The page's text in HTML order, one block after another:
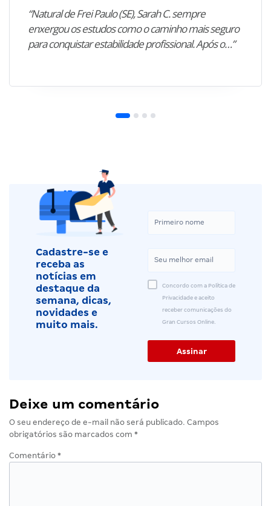
“Natural de Frei Paulo (SE), Sarah C. sempre
enxergou os estudos como o caminho mais seguro
para conquistar estabilidade profissional. Após o…”
Cadastre-se e
receba as
notícias em
destaque da
semana, dicas,
novidades e
muito mais.
Concordo com a Política de
Privacidade e aceito
receber comunicações do
Gran Cursos Online.
Deixe um comentário
O seu endereço de e-mail não será publicado. Campos
obrigatórios são marcados com *
Comentário *